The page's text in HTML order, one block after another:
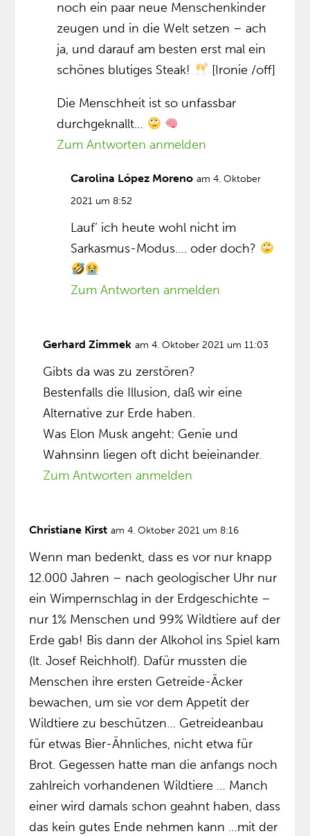
noch ein paar neue Menschenkinder
zeugen und in die Welt setzen – ach
ja, und darauf am besten erst mal ein
schönes blutiges Steak!
[Ironie /off]
Die Menschheit ist so unfassbar
durchgeknallt…
Zum Antworten anmelden
Carolina López Moreno am 4. Oktober
2021 um 8:52
Lauf’ ich heute wohl nicht im
Sarkasmus-Modus…. oder doch?
Zum Antworten anmelden
Gerhard Zimmek am 4. Oktober 2021 um 11:03
Gibts da was zu zerstören?
Bestenfalls die Illusion, daß wir eine
Alternative zur Erde haben.
Was Elon Musk angeht: Genie und
Wahnsinn liegen oft dicht beieinander.
Zum Antworten anmelden
Christiane Kirst am 4. Oktober 2021 um 8:16
Wenn man bedenkt, dass es vor nur knapp
12.000 Jahren – nach geologischer Uhr nur
ein Wimpernschlag in der Erdgeschichte –
nur 1% Menschen und 99% Wildtiere auf der
Erde gab! Bis dann der Alkohol ins Spiel kam
(lt. Josef Reichholf). Dafür mussten die
Menschen ihre ersten Getreide-Äcker
bewachen, um sie vor dem Appetit der
Wildtiere zu beschützen… Getreideanbau
für etwas Bier-Ähnliches, nicht etwa für
Brot. Gegessen hatte man die anfangs noch
zahlreich vorhandenen Wildtiere … Manch
einer wird damals schon geahnt haben, dass
das kein gutes Ende nehmen kann …mit der